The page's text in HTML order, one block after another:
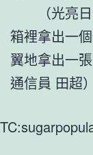
（光亮
箱裡拿出一
翼地拿出一
通信員 田超）